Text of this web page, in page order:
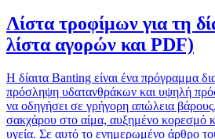
Λίστα τροφίμων για τη
λίστα αγορών και PDF)
Η δίαιτα Banting είναι ένα πρόγραμμα
πρόσληψη υδατανθράκων και υψηλή
να οδηγήσει σε γρήγορη απώλεια
σακχάρου στο αίμα, αυξημένο κορεσμό
υγεία. Σε αυτό το ενημερωμένο άρθρο